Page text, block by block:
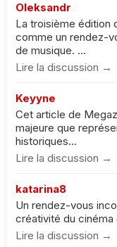
Oleksandr
La troisième édition
comme un rendez-
de musique. ...
Lire la discussion →
Keyyne
Cet article de
majeure que
historiques...
Lire la discussion →
katarina8
Un rendez-vous
créativité du cinéma
Lire la discussion →